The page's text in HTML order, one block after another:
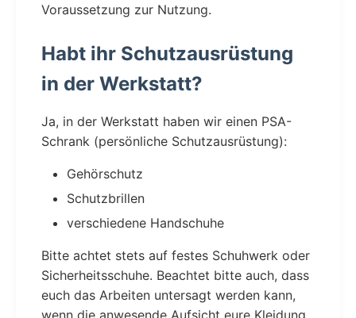
Voraussetzung zur Nutzung.
Habt ihr Schutzausrüstung
in der Werkstatt?
Ja, in der Werkstatt haben wir einen PSA-
Schrank (persönliche Schutzausrüstung):
Gehörschutz
Schutzbrillen
verschiedene Handschuhe
Bitte achtet stets auf festes Schuhwerk oder
Sicherheitsschuhe. Beachtet bitte auch, dass
euch das Arbeiten untersagt werden kann,